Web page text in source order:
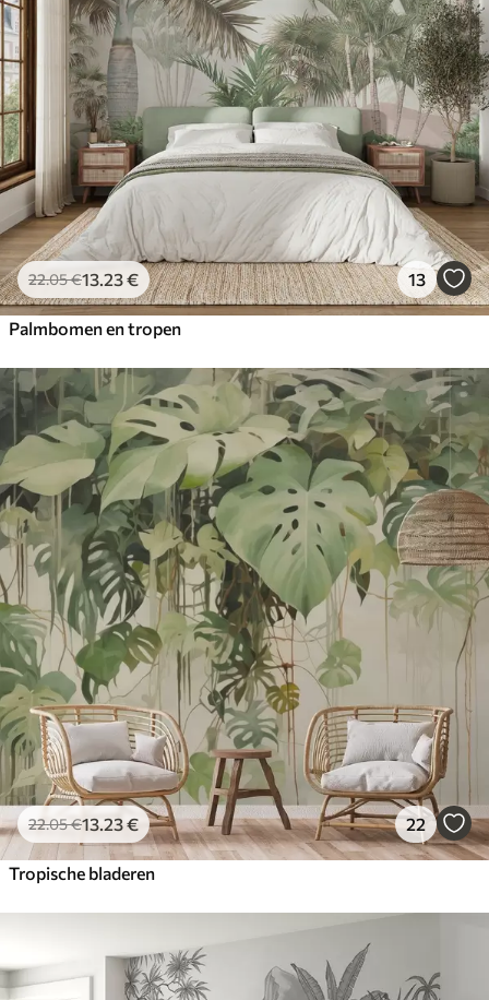
22.05€13.23€ 13
Palmbomen en tropen
22.05€13.23€ 22
Tropische bladeren